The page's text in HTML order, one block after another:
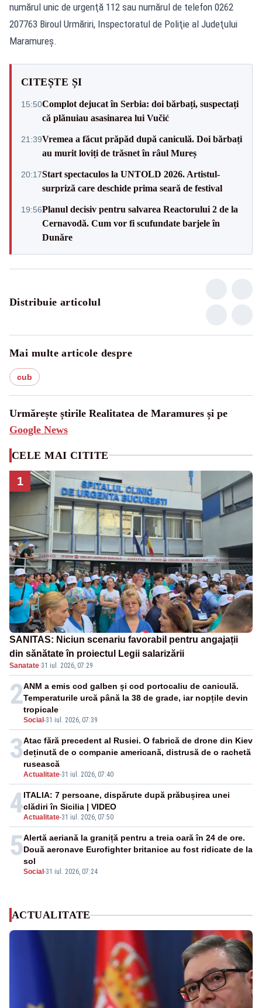
numărul unic de urgenţă 112 sau numărul de telefon 0262
207763 Biroul Urmăriri, Inspectoratul de Poliţie al Judeţului
Maramureş.
CITEȘTE ȘI
15:50Complot dejucat în Serbia: doi bărbați, suspectați
că plănuiau asasinarea lui Vučić
21:39Vremea a făcut prăpăd după caniculă. Doi bărbați
au murit loviți de trăsnet în râul Mureș
20:17Start spectaculos la UNTOLD 2026. Artistul-
surpriză care deschide prima seară de festival
19:56Planul decisiv pentru salvarea Reactorului 2 de la
Cernavodă. Cum vor fi scufundate barjele în
Dunăre
Distribuie articolul
Mai multe articole despre
cub
Urmărește știrile Realitatea de Maramures și pe
Google News
CELE MAI CITITE
1
SANITAS: Niciun scenariu favorabil pentru angajații
din sănătate în proiectul Legii salarizării
Sanatate·31 iul. 2026, 07:29
2
Social -31 iul. 2026, 07:39
ANM a emis cod galben și cod portocaliu de caniculă.
Temperaturile urcă până la 38 de grade, iar nopțile devin
tropicale
3
Actualitate-31 iul. 2026, 07:40
Atac fără precedent al Rusiei. O fabrică de drone din Kiev
deținută de o companie americană, distrusă de o rachetă
rusească
4Actualitate-31 iul. 2026, 07:50
ITALIA: 7 persoane, dispărute după prăbușirea unei
clădiri în Sicilia | VIDEO
5
Social -31 iul. 2026, 07:24
Alertă aeriană la graniță pentru a treia oară în 24 de ore.
Două aeronave Eurofighter britanice au fost ridicate de la
sol
ACTUALITATE